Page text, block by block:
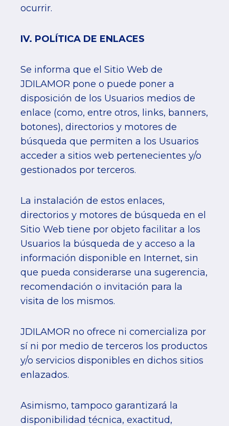
ocurrir.
IV. POLÍTICA DE ENLACES
Se informa que el Sitio Web de
JDILAMOR pone o puede poner a
disposición de los Usuarios medios de
enlace (como, entre otros, links, banners,
botones), directorios y motores de
búsqueda que permiten a los Usuarios
acceder a sitios web pertenecientes y/o
gestionados por terceros.
La instalación de estos enlaces,
directorios y motores de búsqueda en el
Sitio Web tiene por objeto facilitar a los
Usuarios la búsqueda de y acceso a la
información disponible en Internet, sin
que pueda considerarse una sugerencia,
recomendación o invitación para la
visita de los mismos.
JDILAMOR no ofrece ni comercializa por
sí ni por medio de terceros los productos
y/o servicios disponibles en dichos sitios
enlazados.
Asimismo, tampoco garantizará la
disponibilidad técnica, exactitud,